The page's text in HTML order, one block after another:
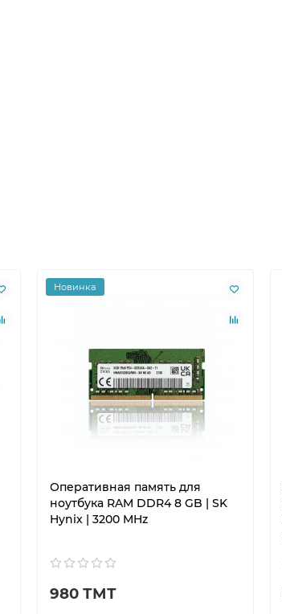
Новинка
Оперативная память для
ноутбука RAM DDR4 8 GB | SK
Hynix | 3200 MHz
980 ТМТ